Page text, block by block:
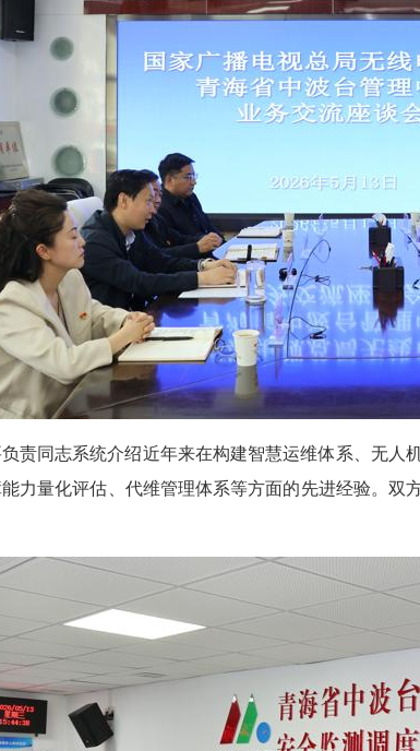
责同志系统介绍近年来在构建智慧运维体系、无
力量化评估、代维管理体系等方面的先进经验。